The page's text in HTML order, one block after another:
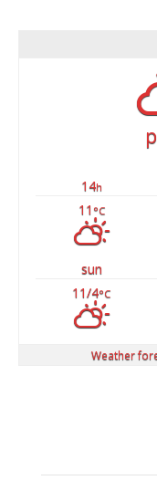
14h
11 °C
sun
11/4°C
Weather